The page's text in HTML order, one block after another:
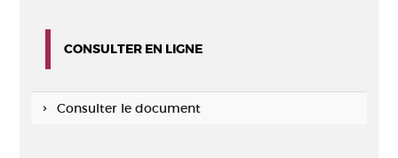
CONSULTER EN LIGNE
Consulter le document